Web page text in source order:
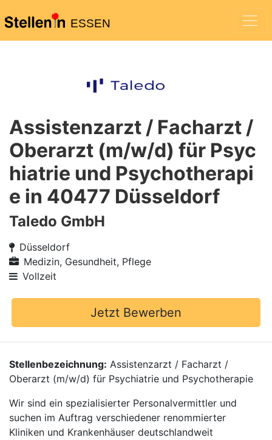
ESSEN
Assistenzarzt / Facharzt /
Oberarzt (m/w/d) für Psyc
hiatrie und Psychotherapi
e in 40477 Düsseldorf
Taledo GmbH
Düsseldorf
Medizin, Gesundheit, Pflege
Vollzeit
Jetzt Bewerben
Stellenbezeichnung: Assistenzarzt / Facharzt /
Oberarzt (m/w/d) für Psychiatrie und Psychotherapie
Wir sind ein spezialisierter Personalvermittler und
suchen im Auftrag verschiedener renommierter
Kliniken und Krankenhäuser deutschlandweit